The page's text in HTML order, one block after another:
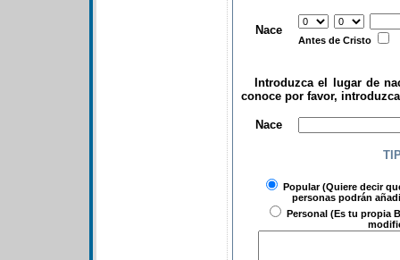
Nace
Antes de Cristo
Introduzca el lugar de
conoce por favor,
Nace
Popular(Quiere decir
personas podrán
Personal (Es tu propia